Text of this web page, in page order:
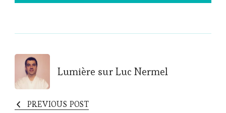
Post
Navigation
Lumière sur Luc Nermel
PREVIOUS POST